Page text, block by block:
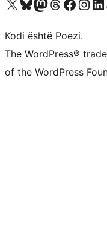
Vizitoni llogarinë tonë X (ish Twitter)
Vizitoni llogarinë tonë Bluesky
Vizitoni llogarinë tonë Mastodon
Vizitoni llogarinë tonë Threads
Vizitoni faqen tonë
Vizitoni
Kodi është Poezi.
The WordPress®
of the WordPress